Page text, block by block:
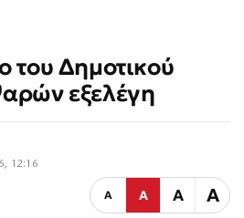
του Δημοτικού
εξελέγη
12:16
Α Α Α Α